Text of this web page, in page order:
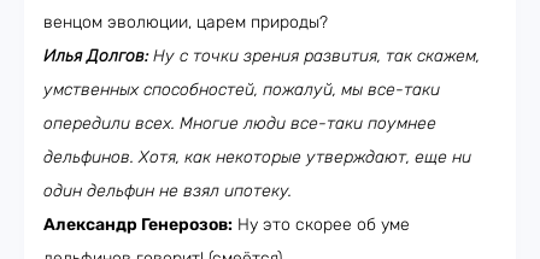
венцом эволюции, царем природы?
Илья Долгов:Ну с точки зрения развития, так скажем,
умственных способностей, пожалуй, мы все-таки
опередили всех. Многие люди все-таки поумнее
дельфинов. Хотя, как некоторые утверждают, еще ни
один дельфин не взял ипотеку.
Александр Генерозов: Ну это скорее об уме